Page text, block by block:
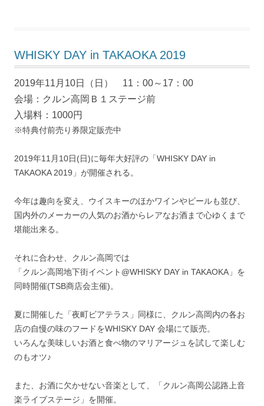
WHISKY DAY in TAKAOKA 2019
2019年11月10日（日） 11：00～17：00
会場：クルン高岡Ｂ１ステージ前
入場料：1000円
※特典付前売り券限定販売中
2019年11月10日(日)に毎年大好評の「WHISKY DAY in
TAKAOKA 2019」が開催される。
今年は趣向を変え、ウイスキーのほかワインやビールも並び、
国内外のメーカーの人気のお酒からレアなお酒まで心ゆくまで
堪能出来る。
それに合わせ、クルン高岡では
「クルン高岡地下街イベント@WHISKY DAY in TAKAOKA」を
同時開催(TSB商店会主催)。
夏に開催した「夜町ビアテラス」同様に、クルン高岡内の各お
店の自慢の味のフードをWHISKY DAY 会場にて販売。
いろんな美味しいお酒と食べ物のマリアージュを試して楽しむ
のもオツ♪
また、お酒に欠かせない音楽として、「クルン高岡公認路上音
楽ライブステージ」を開催。